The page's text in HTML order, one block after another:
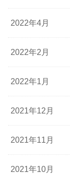
2022年4月
2022年2月
2022年1月
2021年12月
2021年11月
2021年10月